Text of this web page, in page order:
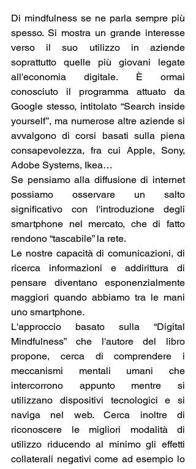
Di mindfulness se ne parla sempre più
spesso. Si mostra un grande interesse
verso il suo utilizzo in aziende
soprattutto quelle più giovani legate
all'economia digitale. È ormai
conosciuto il programma attuato da
Google stesso, intitolato “Search inside
yourself”, ma numerose altre aziende si
avvalgono di corsi basati sulla piena
consapevolezza, fra cui Apple, Sony,
Adobe Systems, Ikea…
Se pensiamo alla diffusione di internet
possiamo osservare un salto
significativo con l'introduzione degli
smartphone nel mercato, che di fatto
rendono “tascabile” la rete.
Le nostre capacità di comunicazioni, di
ricerca informazioni e addirittura di
pensare diventano esponenzialmente
maggiori quando abbiamo tra le mani
uno smartphone.
L'approccio basato sulla “Digital
Mindfulness” che l'autore del libro
propone, cerca di comprendere i
meccanismi mentali umani che
intercorrono appunto mentre si
utilizzano dispositivi tecnologici e si
naviga nel web. Cerca inoltre di
riconoscere le migliori modalità di
utilizzo riducendo al minimo gli effetti
collaterali negativi come ad esempio lo